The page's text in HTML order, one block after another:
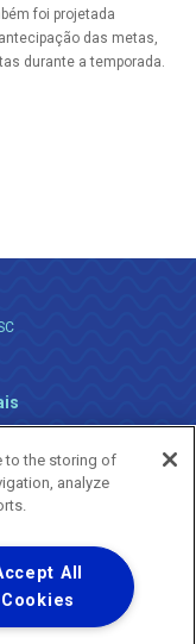
foi projetada
das metas,
durante a temporada.
Direitos Reservados.
vida
to the storing of
analyze
All
Cookies